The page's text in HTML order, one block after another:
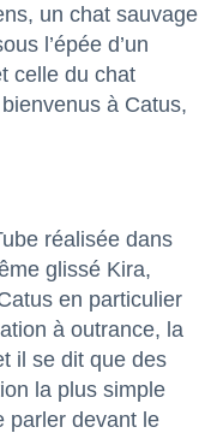
un chat sauvage
l’épée d’un
celle du chat
à Catus,
réalisée dans
glissé Kira,
en particulier
à outrance, la
il se dit que des
la plus simple
parler devant le